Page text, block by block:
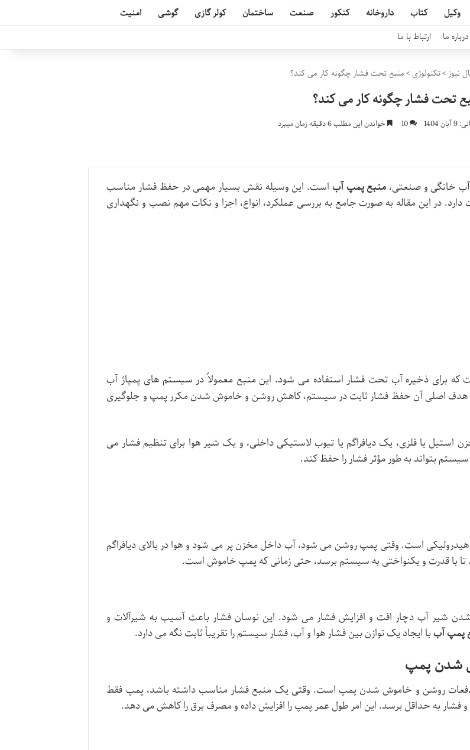
وکیل کتاب داروخانه کنکور صنعت ساختمان کولر گازی گوشی امنیت
درباره ما ارتباط با ما
نیوز>تکنولوژی>منبع تحت فشار چگونه کار می کند؟
تحت فشار چگونه کار می کند؟
10 خواندن این مطلب 6 دقیقه زمان میبرد
خانگی و صنعتی، منبع پمپ آب است. این وسیله نقش بسیار مهمی در حفظ فشار مناسب
در این مقاله به صورت جامع به بررسی عملکرد، انواع، اجزا و نکات مهم نصب و نگهداری
که برای ذخیره آب تحت فشار استفاده می شود. این منبع معمولاً در سیستم های پمپاژ آب
هدف اصلی آن حفظ فشار ثابت در سیستم، کاهش روشن و خاموش شدن مکرر پمپ و جلوگیری
یا فلزی، یک دیافراگم یا تیوب لاستیکی داخلی، و یک شیر هوا برای تنظیم فشار می
بتواند به طور مؤثر فشار را حفظ کند.
هیدرولیکی است. وقتی پمپ روشن می شود، آب داخل مخزن پر می شود و هوا در بالای دیافراگم
با قدرت و یکنواختی به سیستم برسد، حتی زمانی که پمپ خاموش است.
شیر آب دچار افت و افزایش فشار می شود. این نوسان فشار باعث آسیب به شیرآلات و
پمپ آببا ایجاد یک توازن بین فشار هوا و آب، فشار سیستم را تقریباً ثابت نگه می دارد.
دفعات روشن و خاموش شدن پمپ است. وقتی یک منبع فشار مناسب داشته باشد، پمپ فقط
به حداقل برسد. این امر طول عمر پمپ را افزایش داده و مصرف برق را کاهش می دهد.